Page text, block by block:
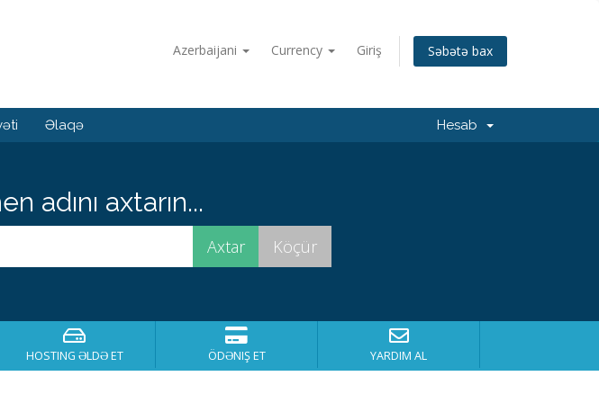
Azerbaijani Currency Giriş Səbətə bax
Əlaqə Hesab
adını axtarın...
HOSTING ƏLDƏ ET ÖDƏNIŞ ET YARDIM AL